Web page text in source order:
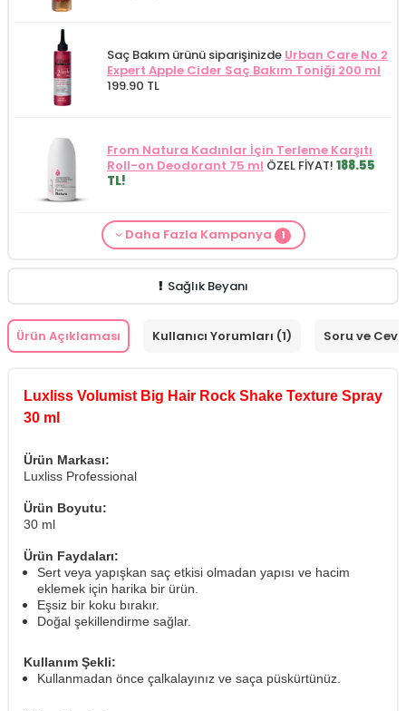
Saç Bakım ürünü siparişinizde Urban Care No 2
Expert Apple Cider Saç Bakım Toniği 200 ml
199.90 TL
From Natura Kadınlar İçin Terleme Karşıtı
Roll-on Deodorant 75 ml ÖZEL FİYAT! 188.55
TL!
Saç Bakım Kategorisine Özel Fiyat
Daha Fazla Kampanya 1
Sağlık Beyanı
Ürün Açıklaması Kullanıcı Yorumları (1) Soru ve
Luxliss Volumist Big Hair Rock Shake Texture Spray
30 ml
Ürün Markası:
Luxliss Professional
Ürün Boyutu:
30 ml
Ürün Faydaları:
Sert veya yapışkan saç etkisi olmadan yapısı ve hacim
eklemek için harika bir ürün.
Eşsiz bir koku bırakır.
Doğal şekillendirme sağlar.
Kullanım Şekli:
Kullanmadan önce çalkalayınız ve saça püskürtünüz.